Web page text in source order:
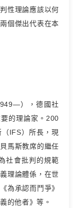
性理論應該以何
個傑出代表在本
），德國社
的理論家。200
IFS）所長，現
馬斯教席的繼任
社會批判的規範
理論體係，在世
為承認而鬥爭》
的他者》等。